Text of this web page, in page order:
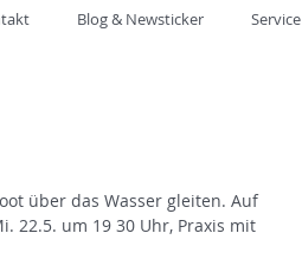
über das Wasser gleiten. Auf
22.5. um 19 30 Uhr, Praxis mit
Blog & Newsticker Service